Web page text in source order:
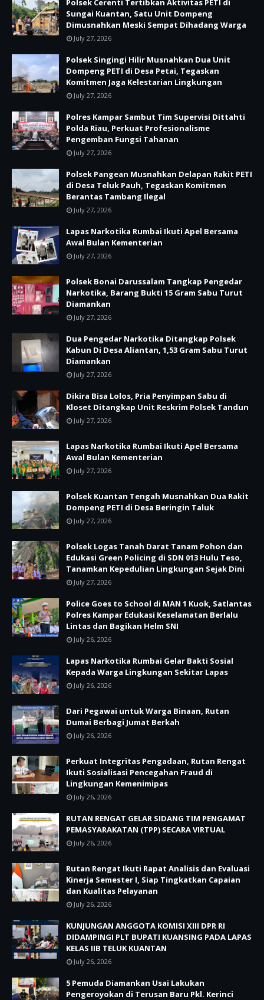
Polsek Cerenti Tertibkan Aktivitas PETI di
Sungai Kuantan, Satu Unit Dompeng
Dimusnahkan Meski Sempat Dihadang Warga
July 27, 2026
Polsek Singingi Hilir Musnahkan Dua Unit
Dompeng PETI di Desa Petai, Tegaskan
Komitmen Jaga Kelestarian Lingkungan
July 27, 2026
Polres Kampar Sambut Tim Supervisi Dittahti
Polda Riau, Perkuat Profesionalisme
Pengemban Fungsi Tahanan
July 27, 2026
Polsek Pangean Musnahkan Delapan Rakit PETI
di Desa Teluk Pauh, Tegaskan Komitmen
Berantas Tambang Ilegal
July 27, 2026
Lapas Narkotika Rumbai Ikuti Apel Bersama
Awal Bulan Kementerian
July 27, 2026
Polsek Bonai Darussalam Tangkap Pengedar
Narkotika, Barang Bukti 15 Gram Sabu Turut
Diamankan
July 27, 2026
Dua Pengedar Narkotika Ditangkap Polsek
Kabun Di Desa Aliantan, 1,53 Gram Sabu Turut
Diamankan
July 27, 2026
Dikira Bisa Lolos, Pria Penyimpan Sabu di
Kloset Ditangkap Unit Reskrim Polsek Tandun
July 27, 2026
Lapas Narkotika Rumbai Ikuti Apel Bersama
Awal Bulan Kementerian
July 27, 2026
Polsek Kuantan Tengah Musnahkan Dua Rakit
Dompeng PETI di Desa Beringin Taluk
July 27, 2026
Polsek Logas Tanah Darat Tanam Pohon dan
Edukasi Green Policing di SDN 013 Hulu Teso,
Tanamkan Kepedulian Lingkungan Sejak Dini
July 27, 2026
Police Goes to School di MAN 1 Kuok, Satlantas
Polres Kampar Edukasi Keselamatan Berlalu
Lintas dan Bagikan Helm SNI
July 26, 2026
Lapas Narkotika Rumbai Gelar Bakti Sosial
Kepada Warga Lingkungan Sekitar Lapas
July 26, 2026
Dari Pegawai untuk Warga Binaan, Rutan
Dumai Berbagi Jumat Berkah
July 26, 2026
Perkuat Integritas Pengadaan, Rutan Rengat
Ikuti Sosialisasi Pencegahan Fraud di
Lingkungan Kemenimipas
July 26, 2026
RUTAN RENGAT GELAR SIDANG TIM PENGAMAT
PEMASYARAKATAN (TPP) SECARA VIRTUAL
July 26, 2026
Rutan Rengat Ikuti Rapat Analisis dan Evaluasi
Kinerja Semester I, Siap Tingkatkan Capaian
dan Kualitas Pelayanan
July 26, 2026
KUNJUNGAN ANGGOTA KOMISI XIII DPR RI
DIDAMPINGI PLT BUPATI KUANSING PADA LAPAS
KELAS IIB TELUK KUANTAN
July 26, 2026
5 Pemuda Diamankan Usai Lakukan
Pengeroyokan di Terusan Baru Pkl. Kerinci